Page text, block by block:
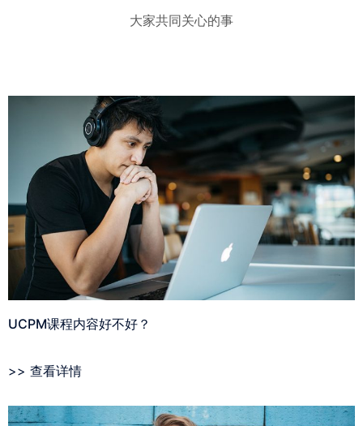
大家共同关心的事
UCPM课程内容好不好？
>> 查看详情